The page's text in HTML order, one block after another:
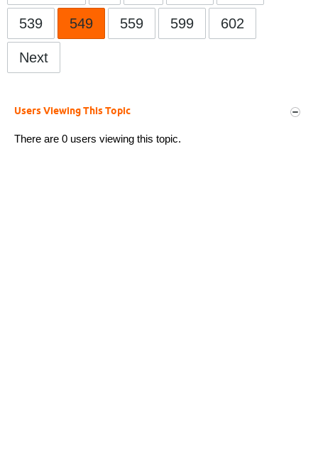
539 549 559 599 602
Next
Users Viewing This Topic
There are 0 users viewing this topic.